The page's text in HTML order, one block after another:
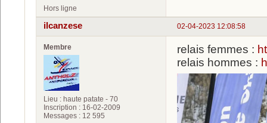
Hors ligne
02-04-2023 12:08:58
ilcanzese
Membre
Lieu : haute patate - 70
Inscription : 16-02-2009
Messages : 12 595
relais femmes :
relais hommes :